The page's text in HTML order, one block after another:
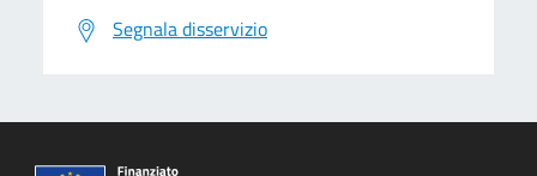
Segnala disservizio